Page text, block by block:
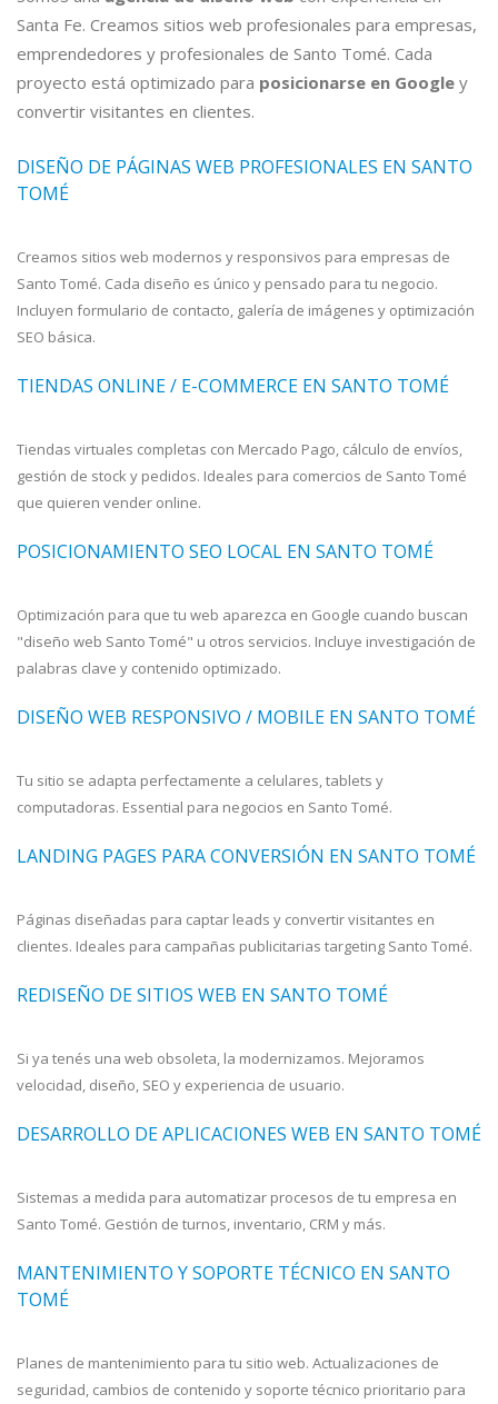
Santa Fe. Creamos sitios web profesionales para empresas,
emprendedores y profesionales de Santo Tomé. Cada
proyecto está optimizado para posicionarse en Google y
convertir visitantes en clientes.
DISEÑO DE PÁGINAS WEB PROFESIONALES EN SANTO
TOMÉ
Creamos sitios web modernos y responsivos para empresas de
Santo Tomé. Cada diseño es único y pensado para tu negocio.
Incluyen formulario de contacto, galería de imágenes y optimización
SEO básica.
TIENDAS ONLINE / E-COMMERCE EN SANTO TOMÉ
Tiendas virtuales completas con Mercado Pago, cálculo de envíos,
gestión de stock y pedidos. Ideales para comercios de Santo Tomé
que quieren vender online.
POSICIONAMIENTO SEO LOCAL EN SANTO TOMÉ
Optimización para que tu web aparezca en Google cuando buscan
"diseño web Santo Tomé" u otros servicios. Incluye investigación de
palabras clave y contenido optimizado.
DISEÑO WEB RESPONSIVO / MOBILE EN SANTO TOMÉ
Tu sitio se adapta perfectamente a celulares, tablets y
computadoras. Essential para negocios en Santo Tomé.
LANDING PAGES PARA CONVERSIÓN EN SANTO TOMÉ
Páginas diseñadas para captar leads y convertir visitantes en
clientes. Ideales para campañas publicitarias targeting Santo Tomé.
REDISEÑO DE SITIOS WEB EN SANTO TOMÉ
Si ya tenés una web obsoleta, la modernizamos. Mejoramos
velocidad, diseño, SEO y experiencia de usuario.
DESARROLLO DE APLICACIONES WEB EN SANTO TOMÉ
Sistemas a medida para automatizar procesos de tu empresa en
Santo Tomé. Gestión de turnos, inventario, CRM y más.
MANTENIMIENTO Y SOPORTE TÉCNICO EN SANTO
TOMÉ
Planes de mantenimiento para tu sitio web. Actualizaciones de
seguridad, cambios de contenido y soporte técnico prioritario para